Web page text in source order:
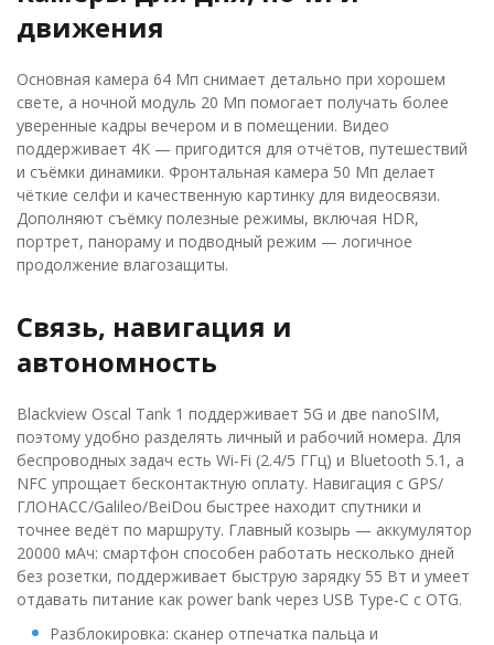
движения
Основная камера 64 Мп снимает детально при хорошем
свете, а ночной модуль 20 Мп помогает получать более
уверенные кадры вечером и в помещении. Видео
поддерживает 4K — пригодится для отчётов, путешествий
и съёмки динамики. Фронтальная камера 50 Мп делает
чёткие селфи и качественную картинку для видеосвязи.
Дополняют съёмку полезные режимы, включая HDR,
портрет, панораму и подводный режим — логичное
продолжение влагозащиты.
Связь, навигация и
автономность
Blackview Oscal Tank 1 поддерживает 5G и две nanoSIM,
поэтому удобно разделять личный и рабочий номера. Для
беспроводных задач есть Wi‑Fi (2.4/5 ГГц) и Bluetooth 5.1, а
NFC упрощает бесконтактную оплату. Навигация с GPS/
ГЛОНАСС/Galileo/BeiDou быстрее находит спутники и
точнее ведёт по маршруту. Главный козырь — аккумулятор
20000 мАч: смартфон способен работать несколько дней
без розетки, поддерживает быструю зарядку 55 Вт и умеет
отдавать питание как power bank через USB Type‑C с OTG.
Разблокировка: сканер отпечатка пальца и